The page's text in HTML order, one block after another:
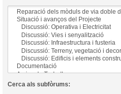
Cerca als subfòrums: